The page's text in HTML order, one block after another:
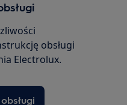
obsługi
Electrolux.